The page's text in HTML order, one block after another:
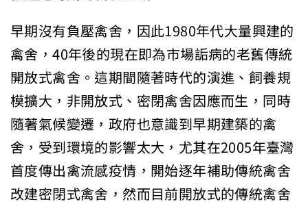
早期沒有負壓禽舍，因此1980年代大量興建的
禽舍，40年後的現在即為市場詬病的老舊傳統
開放式禽舍。這期間隨著時代的演進、飼養規
模擴大，非開放式、密閉禽舍因應而生，同時
隨著氣候變遷，政府也意識到早期建築的禽
舍，受到環境的影響太大，尤其在2005年臺灣
首度傳出禽流感疫情，開始逐年補助傳統禽舍